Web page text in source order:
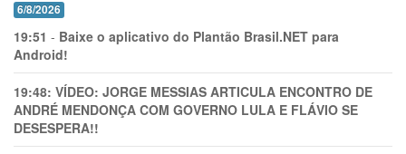
6/8/2026
19:51 - Baixe o aplicativo do Plantão Brasil.NET para
Android!
19:48: VÍDEO: JORGE MESSIAS ARTICULA ENCONTRO DE
ANDRÉ MENDONÇA COM GOVERNO LULA E FLÁVIO SE
DESESPERA!!